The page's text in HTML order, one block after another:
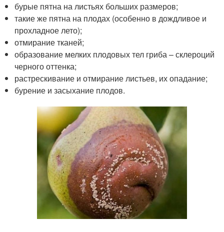
бурые пятна на листьях больших размеров;
такие же пятна на плодах (особенно в дождливое и
прохладное лето);
отмирание тканей;
образование мелких плодовых тел гриба – склероций
черного оттенка;
растрескивание и отмирание листьев, их опадание;
бурение и засыхание плодов.